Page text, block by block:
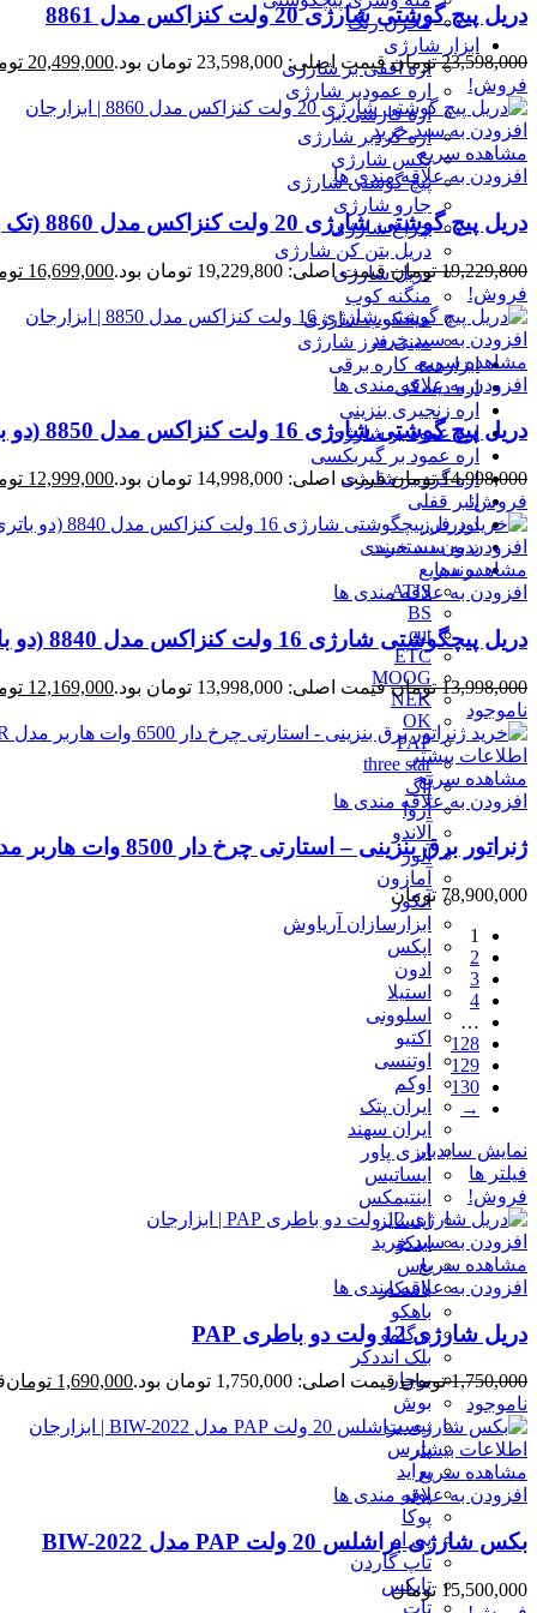
مخزن رنگ
ابزار شارژی
اره افقی بر شارژی
اره عمودبر شارژی
اره فارسی بر
اره گردبر شارژی
بکس شارژی
پیچ گوشتی شارژی
جارو شارژی
چراغ شارژی
دریل بتن کن شارژی
دریل شارژی
منگنه کوب
میخکوب شارژی
مینی فرز شارژی
ابزارهمه کاره برقی
اره دیسکی
اره زنجیری بنزینی
اره عمود بر شارژی
اره عمود بر گیربکسی
اره گرد بر شارژی
انبر قفلی
اور فرز
بدون دسته‌بندی
برندها
ATIS
BS
cut
ETC
MOOG
NEK
OK
PAP
three star
آاگ
آروا
آلاندو
آلور
آمازون
آنکور
ابزارسازان آریاوش
اپکس
ادون
استیلا
اسلوونی
اکتیو
اوتنسی
اوکم
ایران پتک
ایران سهند
ایزی پاور
ایساتیس
اینتیمکس
اینسایز
اینکو
باس
باسکار
باهکو
برگامو
بلک انددکر
بوجار
بوش
بیست
پارس
پراید
پوتر
پوکا
پی ام
تاپ گاردن
تاپکس
تات
دریل پیچ گوشتی شارژی 20 ولت کنزاکس مدل 8861
23,598,000 تومان قیمت اصلی: 23,598,000 تومان بود. 20,499,000
فروش!
افزودن به سبد خرید
مشاهده سریع
افزودن به علاقه مندی ها
دریل پیچ گوشتی شارژی 20 ولت کنزاکس مدل 8860 (تک باتری)
19,229,800 تومان قیمت اصلی: 19,229,800 تومان بود. 16,699,000
فروش!
افزودن به سبد خرید
مشاهده سریع
افزودن به علاقه مندی ها
دریل پیچ گوشتی شارژی 16 ولت کنزاکس مدل 8850 (دو باتری)
14,998,000 تومان قیمت اصلی: 14,998,000 تومان بود. 12,999,000
فروش!
افزودن به سبد خرید
مشاهده سریع
افزودن به علاقه مندی ها
دریل پیچگوشتی شارژی 16 ولت کنزاکس مدل 8840 (دو باتری)
13,998,000 تومان قیمت اصلی: 13,998,000 تومان بود. 12,169,000
ناموجود
اطلاعات بیشتر
مشاهده سریع
افزودن به علاقه مندی ها
ژنراتور برق بنزینی – استارتی چرخ دار 8500 وات هاربر مدل H8.5GR
78,900,000 تومان
1
2
3
4
…
128
129
130
→
نمایش سایدبار
فیلتر ها
فروش!
افزودن به سبد خرید
مشاهده سریع
افزودن به علاقه مندی ها
دریل شارژی 12 ولت دو باطری PAP
1,750,000 تومان قیمت اصلی: 1,750,000 تومان بود. 1,690,000 تومان
ناموجود
اطلاعات بیشتر
مشاهده سریع
افزودن به علاقه مندی ها
بکس شارژی براشلس 20 ولت PAP مدل BIW-2022
15,500,000 تومان